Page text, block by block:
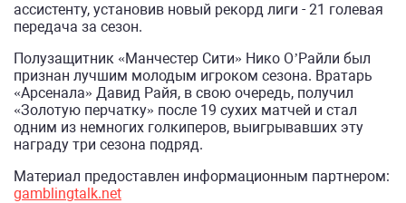
ассистенту, установив новый рекорд лиги - 21 голевая
передача за сезон.
Полузащитник «Манчестер Сити» Нико О’Райли был
признан лучшим молодым игроком сезона. Вратарь
«Арсенала» Давид Райя, в свою очередь, получил
«Золотую перчатку» после 19 сухих матчей и стал
одним из немногих голкиперов, выигрывавших эту
награду три сезона подряд.
Материал предоставлен информационным партнером:
gamblingtalk.net